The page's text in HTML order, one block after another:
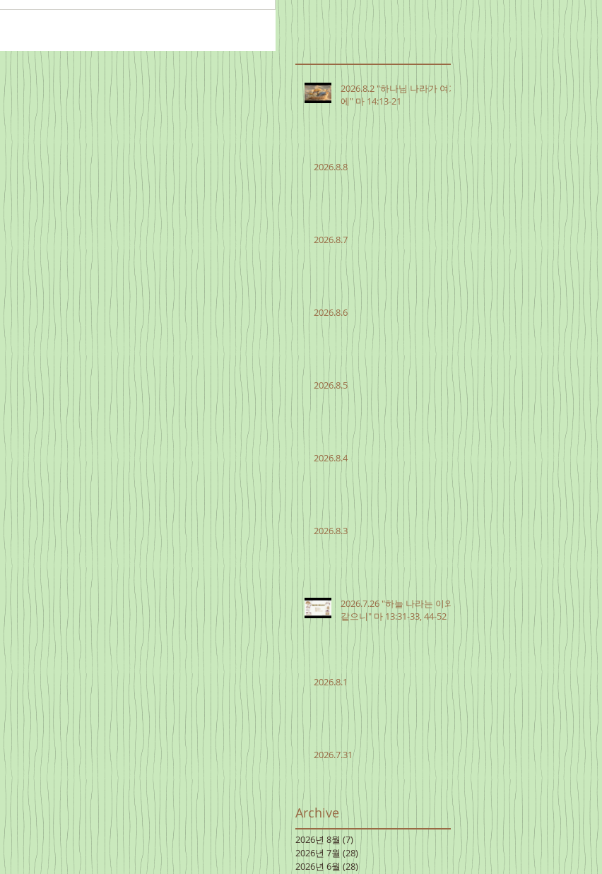
2026.8.2 "하나님 나라가 여기
에" 마 14:13-21
2026.8.8
2026.8.7
2026.8.6
2026.8.5
2026.8.4
2026.8.3
2026.7.26 "하늘 나라는 이와
같으니" 마 13:31-33, 44-52
2026.8.1
2026.7.31
Archive
2026년 8월 (7)게시물 7개
2026년 7월 (28)게시물 28개
2026년 6월 (28)게시물 28개